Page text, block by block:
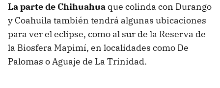
La parte de Chihuahua que colinda con Durango
y Coahuila también tendrá algunas ubicaciones
para ver el eclipse, como al sur de la Reserva de
la Biosfera Mapimí, en localidades como De
Palomas o Aguaje de La Trinidad.